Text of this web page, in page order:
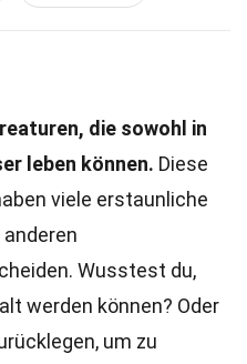
die sowohl in
leben können. Diese
viele erstaunliche
Wusstest du,
werden können? Oder
um zu